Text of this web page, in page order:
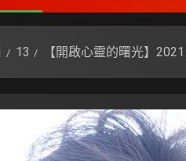
13 【開啟心靈的曙光】